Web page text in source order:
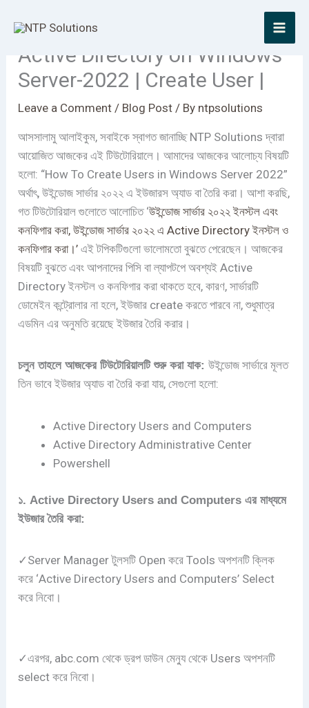
How To Create Users in
Active Directory on Windows
Server-2022 | Create User |
Leave a Comment / Blog Post / By ntpsolutions
আসসালামু আলাইকুম, সবাইকে স্বাগত জানাচ্ছি NTP Solutions দ্বারা
আয়োজিত আজকের এই টিউটোরিয়ালে। আমাদের আজকের আলোচ্য বিষয়টি
হলো: “How To Create Users in Windows Server 2022”
অর্থাৎ, উইন্ডোজ সার্ভার ২০২২ এ ইউজারস অ্যাড বা তৈরি করা। আশা করছি,
গত টিউটোরিয়াল গুলোতে আলোচিত ‘উইন্ডোজ সার্ভার ২০২২ ইনস্টল এবং
কনফিগার করা, উইন্ডোজ সার্ভার ২০২২ এ Active Directory ইনস্টল ও
কনফিগার করা।’ এই টপিকটিগুলো ভালোমতো বুঝতে পেরেছেন। আজকের
বিষয়টি বুঝতে এবং আপনাদের পিসি বা ল্যাপটপে অবশ্যই Active
Directory ইনস্টল ও কনফিগার করা থাকতে হবে, কারণ, সার্ভারটি
ডোমেইন কন্ট্রোলার না হলে, ইউজার create করতে পারবে না, শুধুমাত্র
এডমিন এর অনুমতি রয়েছে ইউজার তৈরি করার।
চলুন তাহলে আজকের টিউটোরিয়ালটি শুরু করা যাক:উইন্ডোজ সার্ভারে মূলত
তিন ভাবে ইউজার অ্যাড বা তৈরি করা যায়, সেগুলো হলো:
Active Directory Users and Computers
Active Directory Administrative Center
Powershell
১. Active Directory Users and Computers এর মাধ্যমে
ইউজার তৈরি করা:
✓Server Manager টুলসটি Open করে Tools অপশনটি ক্লিক
করে ‘Active Directory Users and Computers’ Select
করে নিবো।
✓এরপর, abc.com থেকে ড্রপ ডাউন মেন্যু থেকে Users অপশনটি
select করে নিবো।